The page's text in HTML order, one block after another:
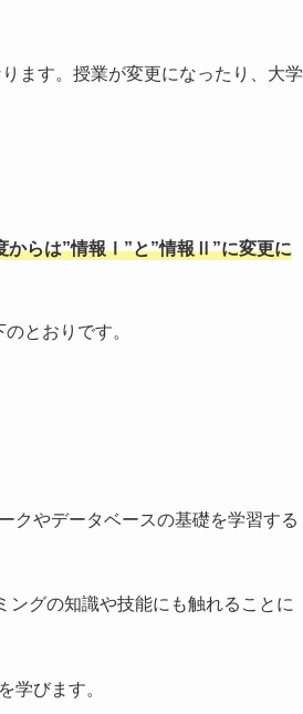
ます。授業が変更になったり、大学
からは”情報Ⅰ”と”情報Ⅱ”に変更に
とおりです。
クやデータベースの基礎を学習する
ングの知識や技能にも触れることに
学びます。